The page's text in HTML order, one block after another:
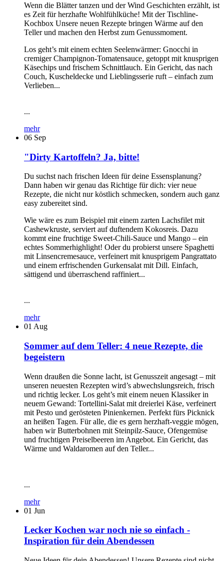
Wenn die Blätter tanzen und der Wind Geschichten erzählt, ist
es Zeit für herzhafte Wohlfühlküche! Mit der Tischline-
Kochbox Unsere neuen Rezepte bringen Wärme auf den
Teller und machen den Herbst zum Genussmoment.
Los geht’s mit einem echten Seelenwärmer: Gnocchi in
cremiger Champignon-Tomatensauce, getoppt mit knusprigen
Käsechips und frischem Schnittlauch. Ein Gericht, das nach
Couch, Kuscheldecke und Lieblingsserie ruft – einfach zum
Verlieben...
...
mehr
06 Sep
"Dirty Kartoffeln? Ja, bitte!
Du suchst nach frischen Ideen für deine Essensplanung?
Dann haben wir genau das Richtige für dich: vier neue
Rezepte, die nicht nur köstlich schmecken, sondern auch ganz
easy zubereitet sind.
Wie wäre es zum Beispiel mit einem zarten Lachsfilet mit
Cashewkruste, serviert auf duftendem Kokosreis. Dazu
kommt eine fruchtige Sweet-Chili-Sauce und Mango – ein
echtes Sommerhighlight! Oder du probierst unsere Spaghetti
mit Linsencremesauce, verfeinert mit knusprigem Pangrattato
und einem erfrischenden Gurkensalat mit Dill. Einfach,
sättigend und überraschend raffiniert...
...
mehr
01 Aug
Sommer auf dem Teller: 4 neue Rezepte, die
begeistern
Wenn draußen die Sonne lacht, ist Genusszeit angesagt – mit
unseren neuesten Rezepten wird’s abwechslungsreich, frisch
und richtig lecker. Los geht’s mit einem neuen Klassiker in
neuem Gewand: Tortellini-Salat mit dreierlei Käse, verfeinert
mit Pesto und gerösteten Pinienkernen. Perfekt fürs Picknick
an heißen Tagen. Für alle, die es gern herzhaft-veggie mögen,
haben wir Butterbohnen mit Steinpilz-Sauce, Ofengemüse
und fruchtigen Preiselbeeren im Angebot. Ein Gericht, das
Wärme und Waldaromen auf den Teller...
...
mehr
01 Jun
Lecker Kochen war noch nie so einfach -
Inspiration für dein Abendessen